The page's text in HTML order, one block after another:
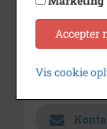
EnhedAccepter
Vis cookie